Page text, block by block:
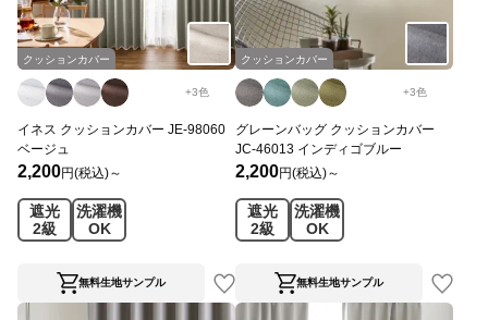
クッションカバー
+3色
イネス クッションカバー JE-98060
ベージュ
2,200円(税込)～
遮光
2級
洗濯機
OK
無料生地サンプル
クッションカバー
+3色
グレーンバッグ クッションカバー
JC-46013 インディゴブルー
2,200円(税込)～
遮光
2級
洗濯機
OK
無料生地サンプル